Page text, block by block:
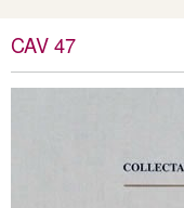
CAV 47